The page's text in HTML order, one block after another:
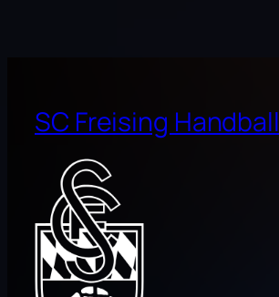
SC Freising Handball